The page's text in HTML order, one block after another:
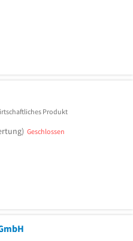
Produkt
Geschlossen